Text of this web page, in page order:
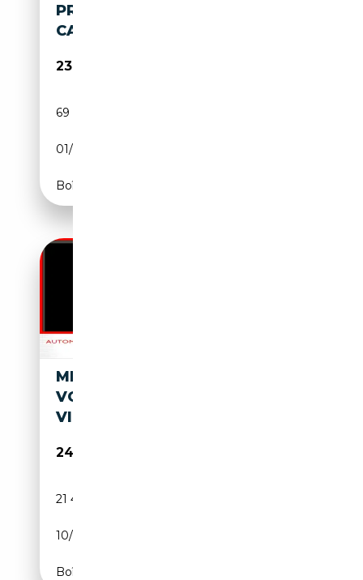
PREMIUM PLUS LEER/ALC
CAMERA CARPLAY LED
23 940€
69 949 km
01/2022
Boîte automatique
MERCEDES-BENZ B 250 E
VOLLLEDER*KAMERA*LED*NA
VITOUCH*SPUR*VKZ
24 230€
21 470 km
10/2022
Boîte automatique